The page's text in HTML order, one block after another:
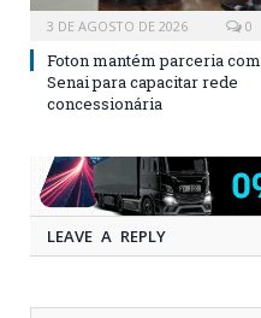
3 DE AGOSTO DE 2026 0
Foton mantém parceria com
Senai para capacitar rede
concessionária
LEAVE A REPLY